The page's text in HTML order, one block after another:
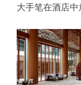
大手笔在酒店中